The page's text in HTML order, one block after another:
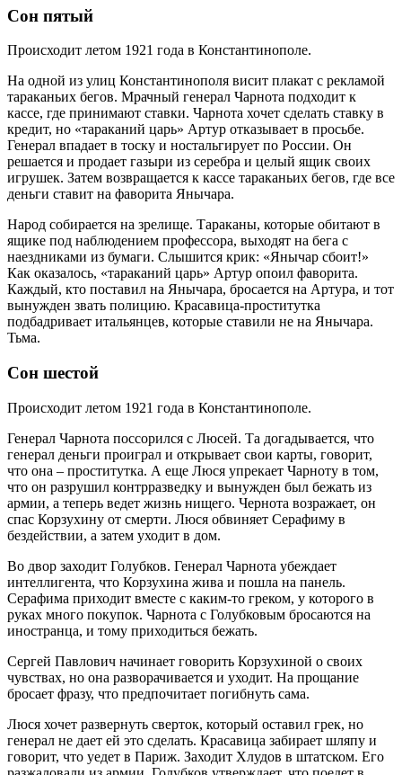
Сон пятый
Происходит летом 1921 года в Константинополе.
На одной из улиц Константинополя висит плакат с рекламой
тараканьих бегов. Мрачный генерал Чарнота подходит к
кассе, где принимают ставки. Чарнота хочет сделать ставку в
кредит, но «тараканий царь» Артур отказывает в просьбе.
Генерал впадает в тоску и ностальгирует по России. Он
решается и продает газыри из серебра и целый ящик своих
игрушек. Затем возвращается к кассе тараканьих бегов, где все
деньги ставит на фаворита Янычара.
Народ собирается на зрелище. Тараканы, которые обитают в
ящике под наблюдением профессора, выходят на бега с
наездниками из бумаги. Слышится крик: «Янычар сбоит!»
Как оказалось, «тараканий царь» Артур опоил фаворита.
Каждый, кто поставил на Янычара, бросается на Артура, и тот
вынужден звать полицию. Красавица-проститутка
подбадривает итальянцев, которые ставили не на Янычара.
Тьма.
Сон шестой
Происходит летом 1921 года в Константинополе.
Генерал Чарнота поссорился с Люсей. Та догадывается, что
генерал деньги проиграл и открывает свои карты, говорит,
что она – проститутка. А еще Люся упрекает Чарноту в том,
что он разрушил контрразведку и вынужден был бежать из
армии, а теперь ведет жизнь нищего. Чернота возражает, он
спас Корзухину от смерти. Люся обвиняет Серафиму в
бездействии, а затем уходит в дом.
Во двор заходит Голубков. Генерал Чарнота убеждает
интеллигента, что Корзухина жива и пошла на панель.
Серафима приходит вместе с каким-то греком, у которого в
руках много покупок. Чарнота с Голубковым бросаются на
иностранца, и тому приходиться бежать.
Сергей Павлович начинает говорить Корзухиной о своих
чувствах, но она разворачивается и уходит. На прощание
бросает фразу, что предпочитает погибнуть сама.
Люся хочет развернуть сверток, который оставил грек, но
генерал не дает ей это сделать. Красавица забирает шляпу и
говорит, что уедет в Париж. Заходит Хлудов в штатском. Его